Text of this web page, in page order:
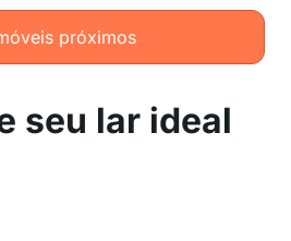
próximos
seu lar ideal